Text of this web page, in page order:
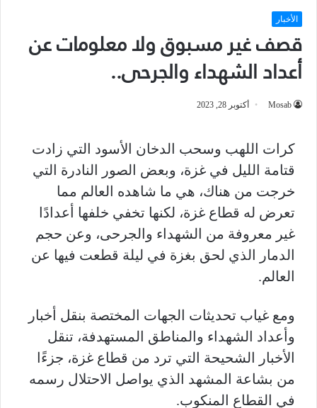
الأخبار
قصف غير مسبوق ولا معلومات عن
أعداد الشهداء والجرحى..
Mosab أكتوبر 28, 2023
كرات اللهب وسحب الدخان الأسود التي زادت
قتامة الليل في غزة، وبعض الصور النادرة التي
خرجت من هناك، هي ما شاهده العالم مما
تعرض له قطاع غزة، لكنها تخفي خلفها أعدادًا
غير معروفة من الشهداء والجرحى، وعن حجم
الدمار الذي لحق بغزة في ليلة قطعت فيها عن
العالم.
ومع غياب تحديثات الجهات المختصة بنقل أخبار
وأعداد الشهداء والمناطق المستهدفة، تنقل
الأخبار الشحيحة التي ترد من قطاع غزة، جزءًا
من بشاعة المشهد الذي يواصل الاحتلال رسمه
في القطاع المنكوب.